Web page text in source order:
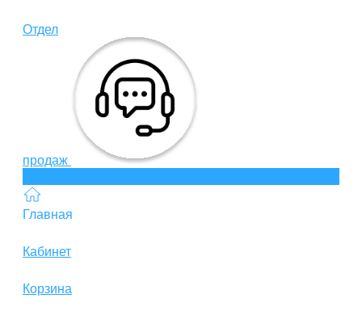
Отдел
продаж
Главная
Кабинет
Корзина